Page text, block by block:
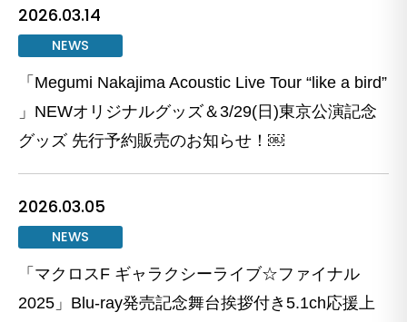
2026.03.14
NEWS
「Megumi Nakajima Acoustic Live Tour “like a bird”
」NEWオリジナルグッズ＆3/29(日)東京公演記念
グッズ 先行予約販売のお知らせ！￼
2026.03.05
NEWS
「マクロスF ギャラクシーライブ☆ファイナル
2025」Blu-ray発売記念舞台挨拶付き5.1ch応援上